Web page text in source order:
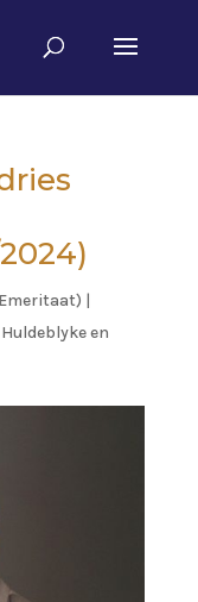
|
Huldeblyke en